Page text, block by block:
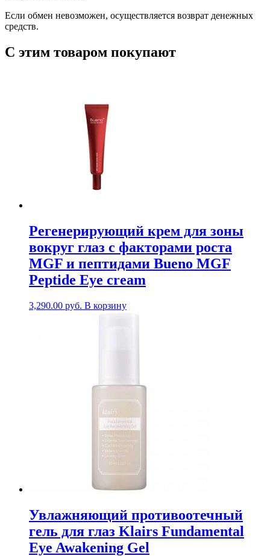
Если обмен невозможен, осуществляется возврат денежных
средств.
С этим товаром покупают
Регенерирующий крем для зоны
вокруг глаз с факторами роста
MGF и пептидами Bueno MGF
Peptide Eye cream
3,290.00 руб. В корзину
Увлажняющий противоотечный
гель для глаз Klairs Fundamental
Eye Awakening Gel